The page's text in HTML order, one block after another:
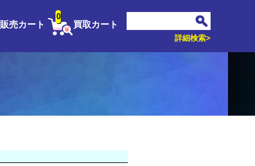
販売カート 買取カート
0
詳細検索>